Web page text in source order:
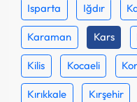
Isparta Iğdır
Karaman Kars
Kilis Kocaeli
Kırıkkale Kırşehir